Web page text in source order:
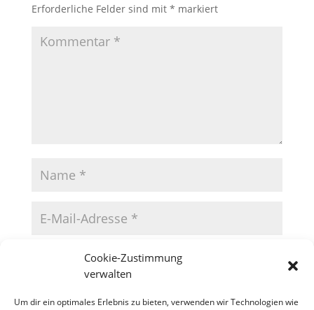
Cookie-Zustimmung
verwalten
Um dir ein optimales Erlebnis zu bieten, verwenden wir Technologien wie
Erforderliche Felder sind mit * markiert